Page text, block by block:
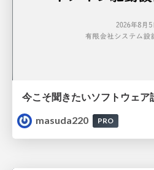
masuda220
PRO